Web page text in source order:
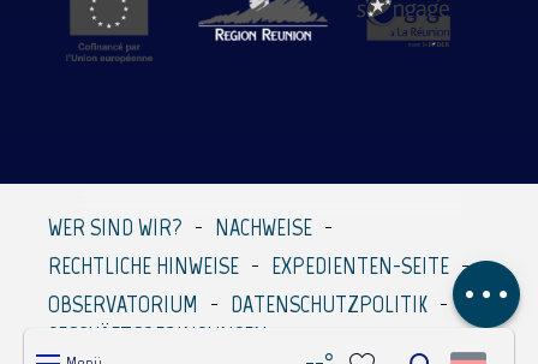
Beschreibung
Kommentare
WER SIND WIR?
NACHWEISE
RECHTLICHE HINWEISE
EXPEDIENTEN-SEITE
OBSERVATORIUM
DATENSCHUTZPOLITIK
GESCHÄFTSBEDINGUNGEN